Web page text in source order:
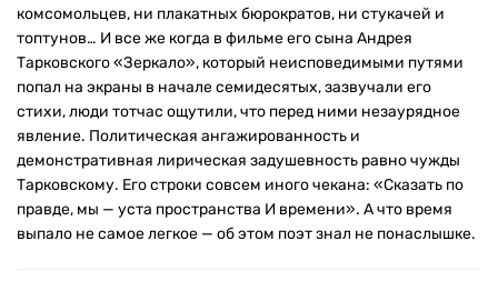
комсомольцев, ни плакатных бюрократов, ни стукачей и
топтунов… И все же когда в фильме его сына Андрея
Тарковского «Зеркало», который неисповедимыми путями
попал на экраны в начале семидесятых, зазвучали его
стихи, люди тотчас ощутили, что перед ними незаурядное
явление. Политическая ангажированность и
демонстративная лирическая задушевность равно чужды
Тарковскому. Его строки совсем иного чекана: «Сказать по
правде, мы — уста пространства И времени». А что время
выпало не самое легкое — об этом поэт знал не понаслышке.